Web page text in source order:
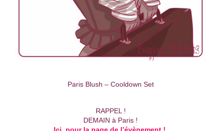
Paris Blush – Cooldown Set
RAPPEL !
DEMAIN à Paris !